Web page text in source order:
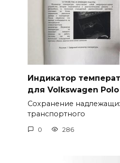
Индикатор
для Volkswagen
Сохранение
транспортного
0 286